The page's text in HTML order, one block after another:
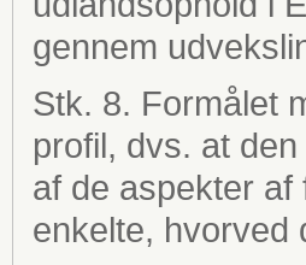
gennem
Stk. 8. Formålet
profil, dvs. at
af de aspekter
enkelte, hvorved